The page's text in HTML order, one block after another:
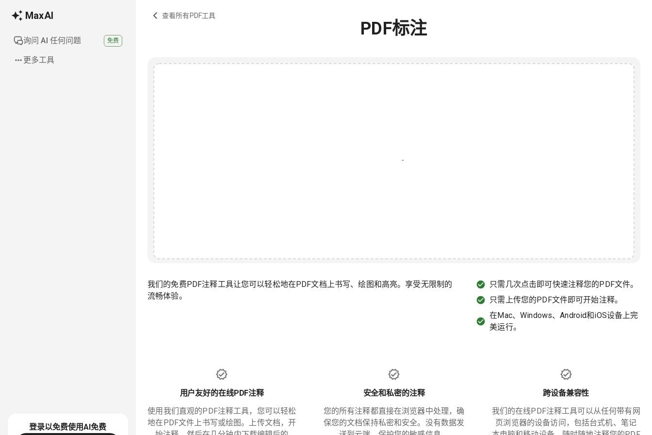
MaxAI
询问 AI 任何问题 免费
更多工具
登录以免费使用AI免费
查看所有PDF工具
PDF标注
我们的免费PDF注释工具让您可以轻松地在PDF文档上书写、绘图和高亮。享受无限制的
流畅体验。
只需几次点击即可快速注释您的PDF文件。
只需上传您的PDF文件即可开始注释。
在Mac、Windows、Android和iOS设备上完
美运行。
用户友好的在线PDF注释
使用我们直观的PDF注释工具，您可以轻松
地在PDF文件上书写或绘图。上传文档，开
安全和私密的注释
您的所有注释都直接在浏览器中处理，确
保您的文档保持私密和安全。没有数据发
跨设备兼容性
我们的在线PDF注释工具可以从任何带有网
页浏览器的设备访问，包括台式机、笔记